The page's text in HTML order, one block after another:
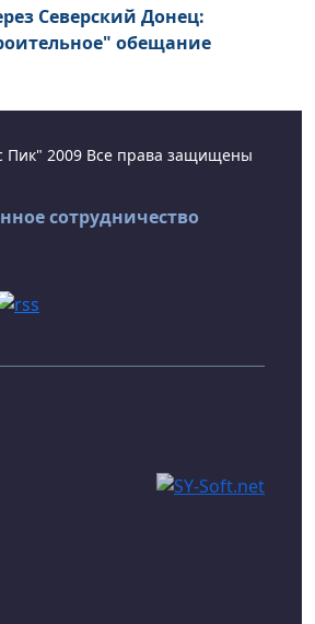
Северский Донец:
обещание
Пик" 2009 Все права защищены
сотрудничество